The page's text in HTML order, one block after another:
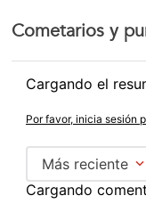
Cometarios y
Cargando el
Por favor, inicia sesión
Más reciente
Cargando